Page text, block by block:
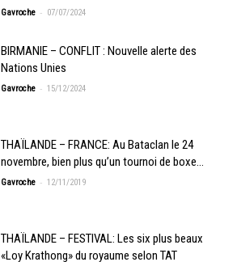
Gavroche - 07/07/2024
BIRMANIE – CONFLIT : Nouvelle alerte des
Nations Unies
Gavroche - 15/12/2024
THAÏLANDE – FRANCE: Au Bataclan le 24
novembre, bien plus qu’un tournoi de boxe…
Gavroche - 12/11/2019
THAÏLANDE – FESTIVAL: Les six plus beaux
«Loy Krathong» du royaume selon TAT